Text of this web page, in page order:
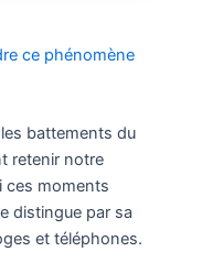
ce phénomène
battements du
retenir notre
ces moments
distingue par sa
et téléphones.